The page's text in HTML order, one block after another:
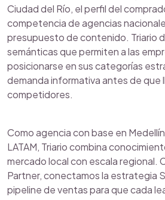
Ciudad del Río, el perfil del
competencia de agencias
presupuesto de contenido. Triario
semánticas que permiten a las
posicionarse en sus categorías
demanda informativa antes de que
competidores.
Como agencia con base en
LATAM, Triario combina
mercado local con escala regional.
Partner, conectamos la estrategia
pipeline de ventas para que cada